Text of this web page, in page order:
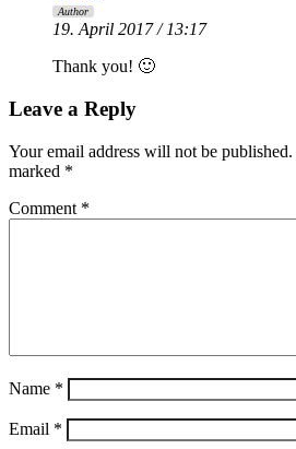
Author
19. April 2017 / 13:17
Thank you! 🙂
Leave a Reply
Your email address will not be published.
marked *
Comment *
Name *
Email *